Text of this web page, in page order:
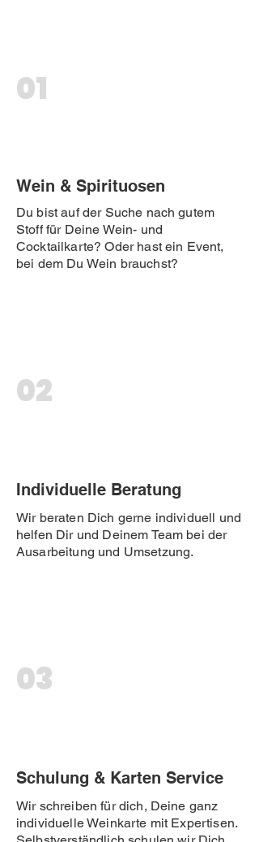
01
Wein & Spirituosen
Du bist auf der Suche nach gutem
Stoff für Deine Wein- und
Cocktailkarte? Oder hast ein Event,
bei dem Du Wein brauchst?
02
Individuelle Beratung
Wir beraten Dich gerne individuell und
helfen Dir und Deinem Team bei der
Ausarbeitung und Umsetzung.
03
Schulung & Karten Service
Wir schreiben für dich, Deine ganz
individuelle Weinkarte mit Expertisen.